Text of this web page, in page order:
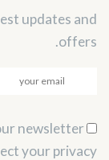
updates and
offers.
your privacy